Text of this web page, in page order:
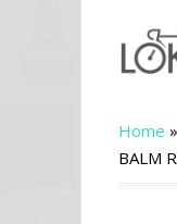
Home »
BALM